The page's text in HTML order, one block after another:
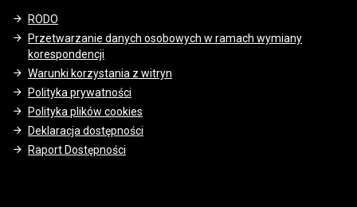
RODO
Przetwarzanie danych osobowych w ramach wymiany
korespondencji
Warunki korzystania z witryn
Polityka prywatności
Polityka plików cookies
Deklaracja dostępności
Raport Dostępności